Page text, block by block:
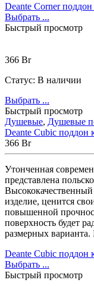
Clever
Deante
iRegio
Wotte
Deante Corner
Выбрать ...
Быстрый просмотр
366 Br
Статус: В наличии
Выбрать ...
Быстрый просмотр
Душевые, Душевые
Deante Cubic поддон
366 Br
Утонченная
представлена
изделие, ценится
повышенной
поверхность будет
размерных варианта.
Deante Cubic поддон
Выбрать ...
Быстрый просмотр